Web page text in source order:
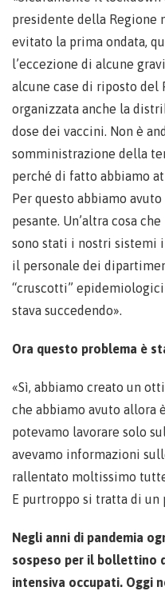
presidente della Regione
evitato la prima ondata,
l’eccezione di alcune
alcune case di riposto del
organizzata anche la
dose dei vaccini. Non è
somministrazione della
perché di fatto abbiamo
Per questo abbiamo
pesante. Un’altra cosa
sono stati i nostri sistemi
il personale dei
“cruscotti”
stava succedendo».
Ora questo problema è
«Sì, abbiamo creato un
che abbiamo avuto allora
potevamo lavorare solo
avevamo informazioni
rallentato moltissimo
E purtroppo si tratta di un
Negli anni di pandemia
sospeso per il bollettino
intensiva occupati. Oggi